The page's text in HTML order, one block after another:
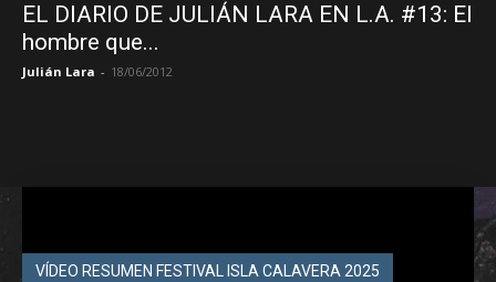
EL DIARIO DE JULIÁN LARA EN L.A. #13: El
hombre que...
Julián Lara - 18/06/2012
VÍDEO RESUMEN FESTIVAL ISLA CALAVERA 2025